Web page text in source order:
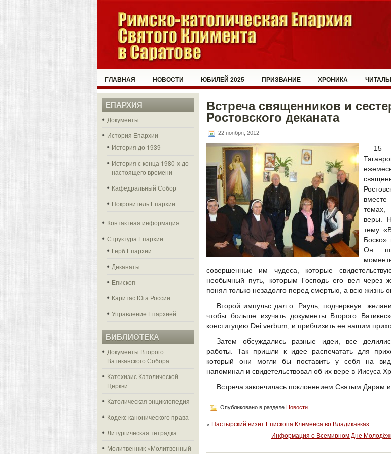
ГЛАВНАЯ НОВОСТИ ЮБИЛЕЙ 2025 ПРИЗВАНИЕ ХРОНИКА
ЕПАРХИЯ
Документы
История Епархии
История до 1939
История с конца 1980-х до
настоящего времени
Кафедральный Собор
Покровитель Епархии
Контактная информация
Структура Епархии
Герб Епархии
Деканаты
Епископ
Каритас Юга России
Управление Епархией
БИБЛИОТЕКА
Документы Второго
Ватиканского Собора
Катехизис Католической
Церкви
Католическая энциклопедия
Кодекс канонического права
Литургическая тетрадка
Молитвенник «Молитвенный
Встреча священников и
Ростовского деканата
22 ноября, 2012
15
веры.
тему
Боско»
Он
совершенные им чудеса, которые
необычный путь, которым Господь его вел через
понял только незадолго перед смертью, а всю жизнь
Второй импульс дал о. Рауль, подчеркнув
чтобы больше изучать документы Второго
конституцию Dei verbum, и приблизить ее нашим
Затем обсуждались разные идеи, все
работы. Так пришли к идее распечатать для
который они могли бы поставить у себя на
напоминал и свидетельствовал об их вере в Иисуса
Встреча закончилась поклонением Святым Дарам
Опубликовано в разделе Новости
« Пастырский визит Епископа Клеменса во Владикавказ
Информация о Всемирном Дне